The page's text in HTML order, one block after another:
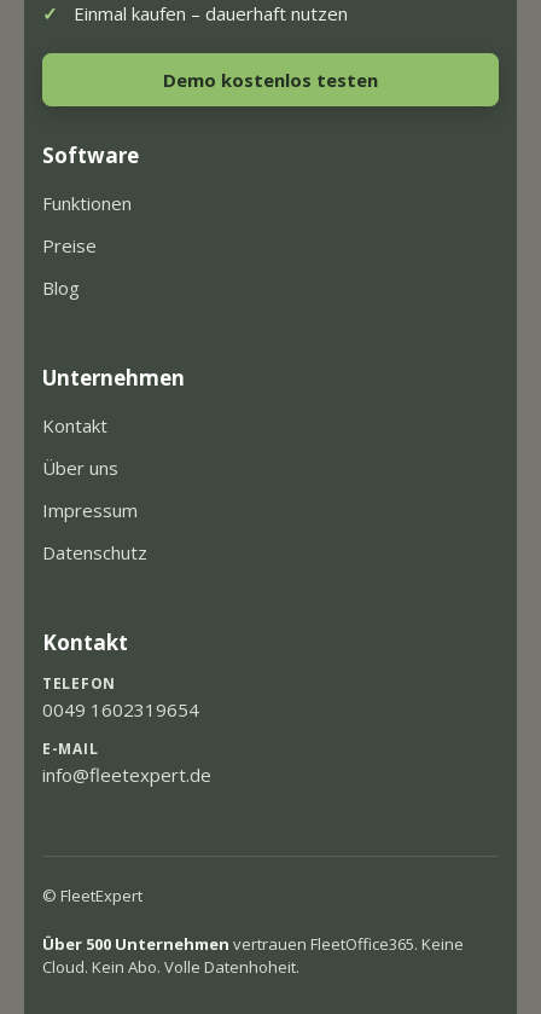
Einmal kaufen – dauerhaft nutzen
Demo kostenlos testen
Software
Funktionen
Preise
Blog
Unternehmen
Kontakt
Über uns
Impressum
Datenschutz
Kontakt
TELEFON
0049 1602319654
E-MAIL
info@fleetexpert.de
© FleetExpert
Über 500 Unternehmen vertrauen FleetOffice365. Keine
Cloud. Kein Abo. Volle Datenhoheit.